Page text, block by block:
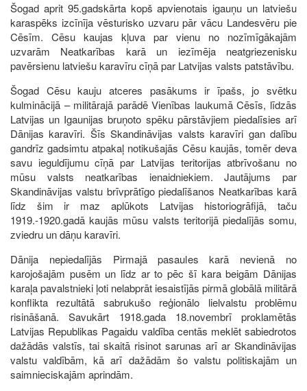
Šogad aprit 95.gadskārta kopš apvienotais igauņu un latviešu
karaspēks izcīnīja vēsturisko uzvaru pār vācu Landesvēru pie
Cēsīm. Cēsu kaujas kļuva par vienu no nozīmīgākajām
uzvarām Neatkarības karā un iezīmēja neatgriezenisku
pavērsienu latviešu karavīru cīņā par Latvijas valsts patstāvību.
Šogad Cēsu kauju atceres pasākums ir īpašs, jo svētku
kulminācijā – militārajā parādē Vienības laukumā Cēsīs, līdzās
Latvijas un Igaunijas bruņoto spēku pārstāvjiem piedalīsies arī
Dānijas karavīri. Šīs Skandināvijas valsts karavīri gan dalību
gandrīz gadsimtu atpakaļ notikušajās Cēsu kaujās, tomēr deva
savu ieguldījumu cīņā par Latvijas teritorijas atbrīvošanu no
mūsu valsts neatkarības ienaidniekiem. Jautājums par
Skandināvijas valstu brīvprātīgo piedalīšanos Neatkarības karā
līdz šim ir maz aplūkots Latvijas historiogrāfijā, taču
1919.-1920.gadā kaujās mūsu valsts teritorijā piedalījās somu,
zviedru un dāņu karavīri.
Dānija nepiedalījās Pirmajā pasaules karā nevienā no
karojošajām pusēm un līdz ar to pēc šī kara beigām Dānijas
karaļa pavalstnieki ļoti nelabprāt iesaistījās pirmā globālā militārā
konflikta rezultātā sabrukušo reģionālo lielvalstu problēmu
risināšanā. Savukārt 1918.gada 18.novembrī proklamētās
Latvijas Republikas Pagaidu valdība centās meklēt sabiedrotos
dažādās valstīs, tai skaitā risinot sarunas arī ar Skandināvijas
valstu valdībām, kā arī dažādām šo valstu politiskajām un
saimnieciskajām aprindām.